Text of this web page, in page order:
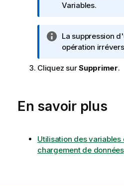
o
a
t
o
Variables.
N
o
e
f
o
m
a
t
La suppression
opération
Cliquez surSupprimer.
En savoir plus
Utilisation des
chargement de données